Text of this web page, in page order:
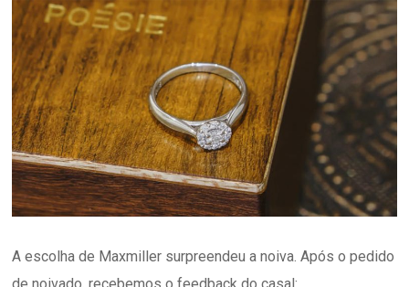
A escolha de Maxmiller surpreendeu a noiva. Após o pedido